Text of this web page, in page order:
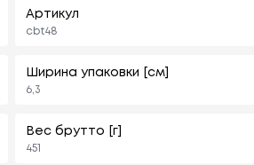
Артикул
cbt48
Ширина упаковки [см]
6,3
Вес брутто [г]
451